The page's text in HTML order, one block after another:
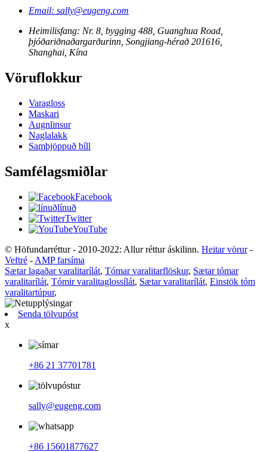
Email: sally@eugeng.com
Heimilisfang: Nr. 8, bygging 488, Guanghua Road,
þjóðariðnaðargarðurinn, Songjiang-hérað 201616,
Shanghai, Kína
Vöruflokkur
Varagloss
Maskari
Augnlinsur
Naglalakk
Samþjöppuð bíll
Samfélagsmiðlar
Facebook
línuð
Twitter
YouTube
© Höfundarréttur - 2010-2022: Allur réttur áskilinn. Heitar vörur-
Veftré - AMP farsíma
Sætar lagaðar varalitarílát, Tómar varalitarflöskur, Sætar tómar
varalitarílát, Tómir varalitaglossílát, Sætar varalitarílát, Einstök tóm
varalitartúpur,
Senda tölvupóst
x
+86 21 37701781
sally@eugeng.com
+86 15601877627